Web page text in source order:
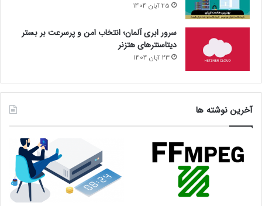
25 آبان 1404
سرور ابری آلمان؛ انتخاب امن و پرسرعت بر بستر
دیتاسنترهای هتزنر
23 آبان 1404
آخرین نوشته ها